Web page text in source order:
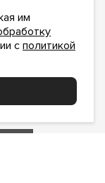
и
им
с политикой